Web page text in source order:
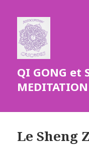
QI GONG et
MEDITATION
Le Sheng